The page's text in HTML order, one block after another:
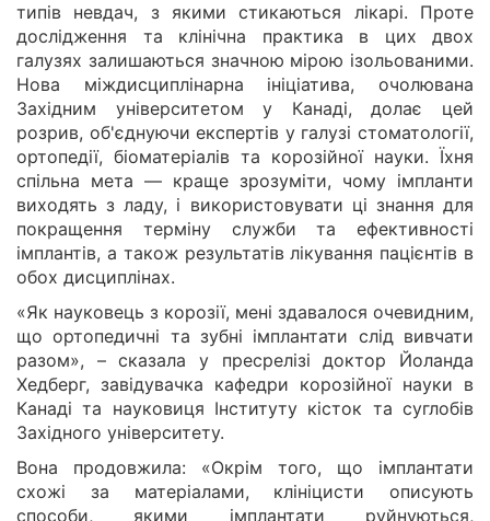
типів невдач, з якими стикаються лікарі. Проте
дослідження та клінічна практика в цих двох
галузях залишаються значною мірою ізольованими.
Нова міждисциплінарна ініціатива, очолювана
Західним університетом у Канаді, долає цей
розрив, об'єднуючи експертів у галузі стоматології,
ортопедії, біоматеріалів та корозійної науки. Їхня
спільна мета — краще зрозуміти, чому імпланти
виходять з ладу, і використовувати ці знання для
покращення терміну служби та ефективності
імплантів, а також результатів лікування пацієнтів в
обох дисциплінах.
«Як науковець з корозії, мені здавалося очевидним,
що ортопедичні та зубні імплантати слід вивчати
разом», – сказала у пресрелізі доктор Йоланда
Хедберг, завідувачка кафедри корозійної науки в
Канаді та науковиця Інституту кісток та суглобів
Західного університету.
Вона продовжила: «Окрім того, що імплантати
схожі за матеріалами, клініцисти описують
способи, якими імплантати руйнуються,